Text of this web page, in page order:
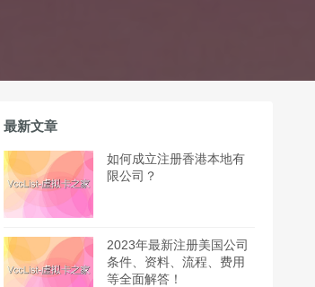
最新文章
如何成立注册香港本地有
限公司？
2023年最新注册美国公司
条件、资料、流程、费用
等全面解答！